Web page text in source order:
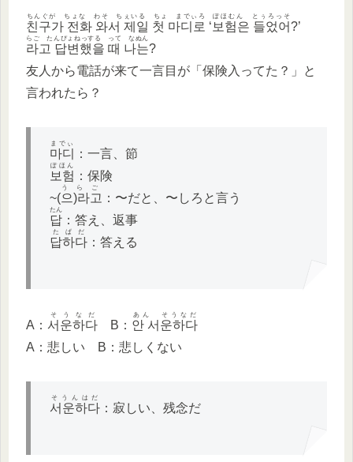
친구가 전화 와서 제일 첫 마디로
ちんぐが ちょな わそ ちぇいる ちょ までぃろ
‘ 보험은 들었어
ぽほむん とぅろっそ
?’
라고 답변했을 때 나는
らご たんぴょねっする って なぬん
?
友人から電話が来て一言目が「保険入ってた？」と
言われたら？
마디
までぃ
：一言、節
보험
ぽほん
：保険
~(으)라고
うらご
：〜だと、〜しろと言う
답
たん
：答え、返事
답하다
たぱだ
：答える
A： 서운하다
そうなだ
B： 안 서운하다
あん そうなだ
A：悲しい B：悲しくない
서운하다
そうんはだ
：寂しい、残念だ